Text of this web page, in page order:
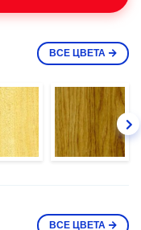
ВСЕ ЦВЕТА
ВСЕ ЦВЕТА